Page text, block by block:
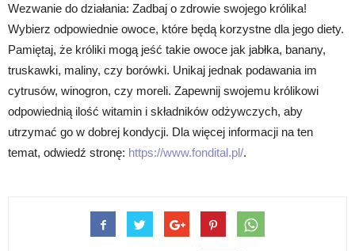
Wezwanie do działania: Zadbaj o zdrowie swojego królika!
Wybierz odpowiednie owoce, które będą korzystne dla jego diety.
Pamiętaj, że króliki mogą jeść takie owoce jak jabłka, banany,
truskawki, maliny, czy borówki. Unikaj jednak podawania im
cytrusów, winogron, czy moreli. Zapewnij swojemu królikowi
odpowiednią ilość witamin i składników odżywczych, aby
utrzymać go w dobrej kondycji. Dla więcej informacji na ten
temat, odwiedź stronę: https://www.fondital.pl/.